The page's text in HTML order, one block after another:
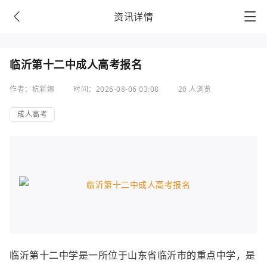
资讯详情
临沂第十二中成人高考报名
作者：杭新娜 时间：2026-08-06 03:08 20 人浏览
成人高考
临沂第十二中学是一所位于山东省临沂市的重点中学，是